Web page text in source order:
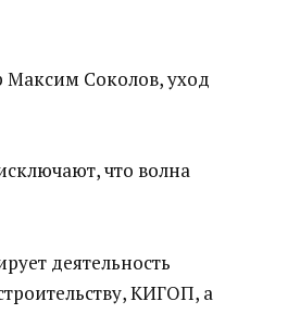
Соколов, уход
что волна
деятельность
КИГОП, а